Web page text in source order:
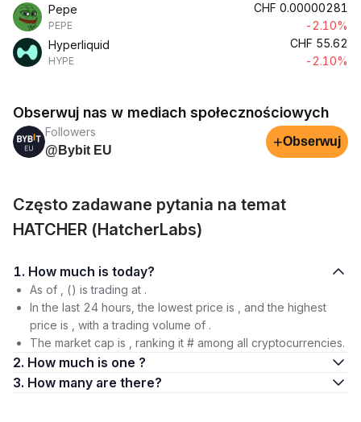
Pepe
PEPE
CHF 0.00000281
-2.10%
Hyperliquid
HYPE
CHF 55.62
-2.10%
Obserwuj nas w mediach społecznościowych
Followers
@Bybit EU
+Obserwuj
Często zadawane pytania na temat
HATCHER (HatcherLabs)
1. How much is today?
As of , () is trading at .
In the last 24 hours, the lowest price is , and the highest
price is , with a trading volume of .
The market cap is , ranking it # among all cryptocurrencies.
2. How much is one ?
3. How many are there?